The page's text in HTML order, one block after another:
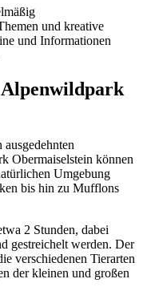
und kreative
und Informationen
Alpenwildpark
Obermaiselstein können
Umgebung
bis hin zu Mufflons
2 Stunden, dabei
gestreichelt werden. Der
verschiedenen Tierarten
der kleinen und großen